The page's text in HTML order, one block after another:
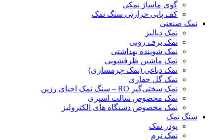
گوی ماساژ نمکی
کف پایی حرارتی سنگ نمک
نمک صنعتی
نمک دیالیز
نمک برف روبی
نمک شوینده بهداشتی
نمک ماشین ظرفشویی
نمک دباغی (نمک چرمسازی)
نمک گل حفاری
نمک سختی‌گیر RO – سنگ نمک احیای رزین
نمک مخصوص سالت اسپری
نمک مخصوص دستگاه های الکترولیز
سنگ نمک
پودر نمک
نمک نرم